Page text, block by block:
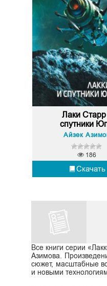
Лаки Старр
спутники
Айзек
Скачать
186
Все книги серии
Азимова.
сюжет, масштабные
и новыми